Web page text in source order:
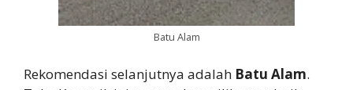
Batu Alam
Rekomendasi selanjutnya adalah Batu Alam.